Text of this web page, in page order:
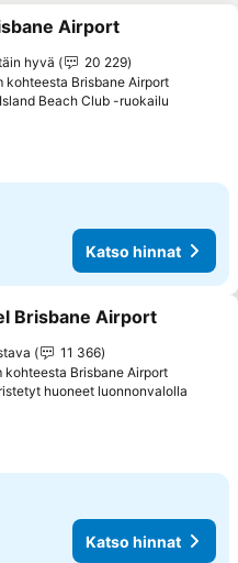
suosikkeihin
Airport
hyvä
20 229
kohteesta Brisbane Airport
Beach Club -ruokailu
Katso hinnat
suosikkeihin
Brisbane Airport
11 366
kohteesta Brisbane Airport
huoneet luonnonvalolla
Katso hinnat